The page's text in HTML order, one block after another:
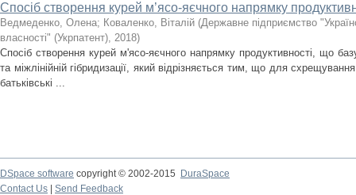
Спосіб створення курей м’ясо-яєчного напрямку
Ведмеденко, Олена; Коваленко, Віталій (Державне підприємство
власності" (Укрпатент), 2018)
Спосіб створення курей м'ясо-яєчного напрямку продуктивності, що
та міжлінійній гібридизації, який відрізняється тим, що для
батьківські ...
DSpace software copyright © 2002-2015
DuraSpace
Contact Us
Send Feedback